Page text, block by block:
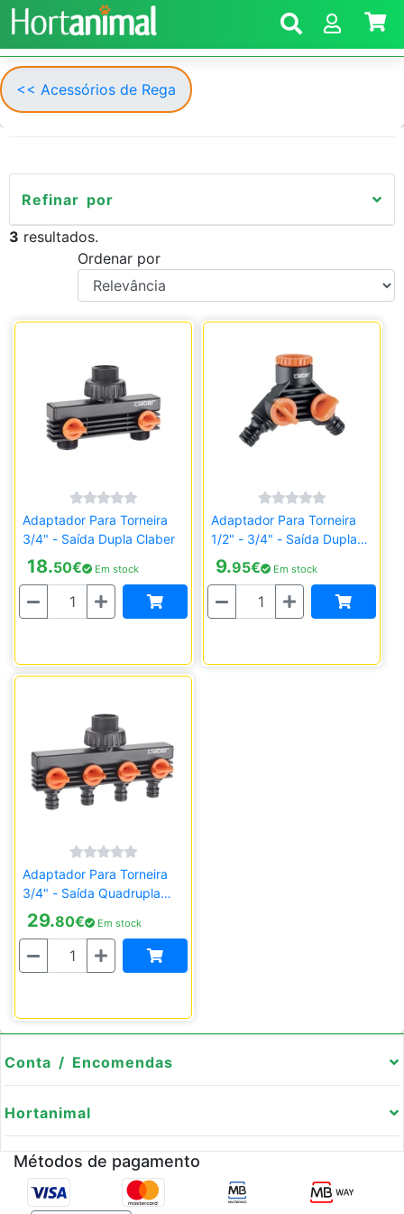
<< Acessórios de Rega
Refinar por
3 resultados.
Ordenar por
Adaptador Para Torneira
3/4" - Saída Dupla Claber
18.50€ Em stock
Quantidade
Adaptador Para Torneira
1/2" - 3/4" - Saída Dupla
Claber
9.95€ Em stock
Quantidade
Adaptador Para Torneira
3/4" - Saída Quadrupla
Claber
29.80€ Em stock
Quantidade
Conta / Encomendas
Hortanimal
Métodos de pagamento